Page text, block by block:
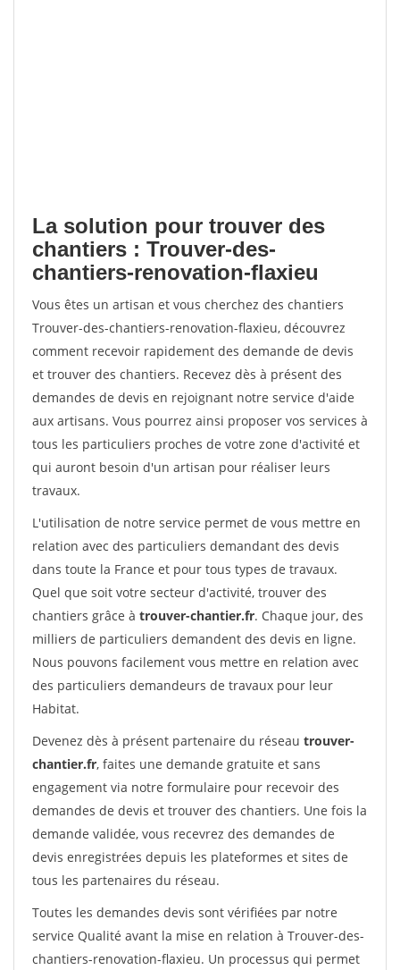
La solution pour trouver des
chantiers : Trouver-des-
chantiers-renovation-flaxieu
Vous êtes un artisan et vous cherchez des chantiers
Trouver-des-chantiers-renovation-flaxieu, découvrez
comment recevoir rapidement des demande de devis
et trouver des chantiers. Recevez dès à présent des
demandes de devis en rejoignant notre service d'aide
aux artisans. Vous pourrez ainsi proposer vos services à
tous les particuliers proches de votre zone d'activité et
qui auront besoin d'un artisan pour réaliser leurs
travaux.
L'utilisation de notre service permet de vous mettre en
relation avec des particuliers demandant des devis
dans toute la France et pour tous types de travaux.
Quel que soit votre secteur d'activité, trouver des
chantiers grâce à trouver-chantier.fr. Chaque jour, des
milliers de particuliers demandent des devis en ligne.
Nous pouvons facilement vous mettre en relation avec
des particuliers demandeurs de travaux pour leur
Habitat.
Devenez dès à présent partenaire du réseau trouver-
chantier.fr, faites une demande gratuite et sans
engagement via notre formulaire pour recevoir des
demandes de devis et trouver des chantiers. Une fois la
demande validée, vous recevrez des demandes de
devis enregistrées depuis les plateformes et sites de
tous les partenaires du réseau.
Toutes les demandes devis sont vérifiées par notre
service Qualité avant la mise en relation à Trouver-des-
chantiers-renovation-flaxieu. Un processus qui permet